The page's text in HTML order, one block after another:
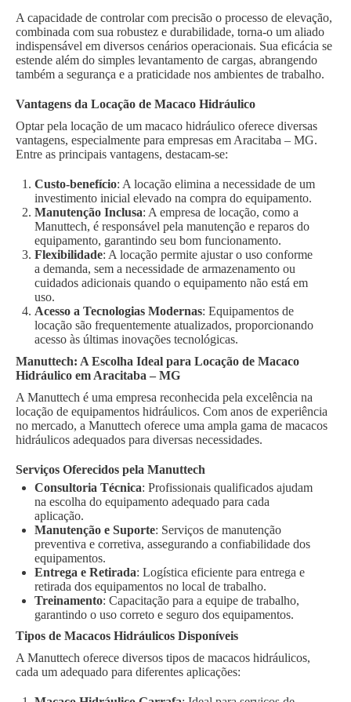
A capacidade de controlar com precisão o processo de elevação,
combinada com sua robustez e durabilidade, torna-o um aliado
indispensável em diversos cenários operacionais. Sua eficácia se
estende além do simples levantamento de cargas, abrangendo
também a segurança e a praticidade nos ambientes de trabalho.
Vantagens da Locação de Macaco Hidráulico
Optar pela locação de um macaco hidráulico oferece diversas
vantagens, especialmente para empresas em Aracitaba – MG.
Entre as principais vantagens, destacam-se:
Custo-benefício: A locação elimina a necessidade de um
investimento inicial elevado na compra do equipamento.
Manutenção Inclusa: A empresa de locação, como a
Manuttech, é responsável pela manutenção e reparos do
equipamento, garantindo seu bom funcionamento.
Flexibilidade: A locação permite ajustar o uso conforme
a demanda, sem a necessidade de armazenamento ou
cuidados adicionais quando o equipamento não está em
uso.
Acesso a Tecnologias Modernas: Equipamentos de
locação são frequentemente atualizados, proporcionando
acesso às últimas inovações tecnológicas.
Manuttech: A Escolha Ideal para Locação de Macaco
Hidráulico em Aracitaba – MG
A Manuttech é uma empresa reconhecida pela excelência na
locação de equipamentos hidráulicos. Com anos de experiência
no mercado, a Manuttech oferece uma ampla gama de macacos
hidráulicos adequados para diversas necessidades.
Serviços Oferecidos pela Manuttech
Consultoria Técnica: Profissionais qualificados ajudam
na escolha do equipamento adequado para cada
aplicação.
Manutenção e Suporte: Serviços de manutenção
preventiva e corretiva, assegurando a confiabilidade dos
equipamentos.
Entrega e Retirada: Logística eficiente para entrega e
retirada dos equipamentos no local de trabalho.
Treinamento: Capacitação para a equipe de trabalho,
garantindo o uso correto e seguro dos equipamentos.
Tipos de Macacos Hidráulicos Disponíveis
A Manuttech oferece diversos tipos de macacos hidráulicos,
cada um adequado para diferentes aplicações: